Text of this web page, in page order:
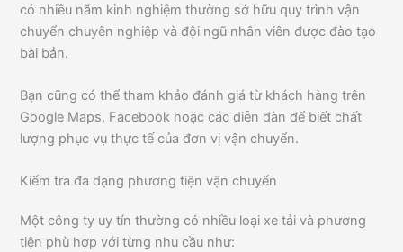
có nhiều năm kinh nghiệm thường sở hữu quy trình vận
chuyển chuyên nghiệp và đội ngũ nhân viên được đào tạo
bài bản.
Bạn cũng có thể tham khảo đánh giá từ khách hàng trên
Google Maps, Facebook hoặc các diễn đàn để biết chất
lượng phục vụ thực tế của đơn vị vận chuyển.
Kiểm tra đa dạng phương tiện vận chuyển
Một công ty uy tín thường có nhiều loại xe tải và phương
tiện phù hợp với từng nhu cầu như: